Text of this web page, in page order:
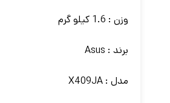
وزن : 1.6 کیلو گرم
برند : Asus
مدل : X409JA